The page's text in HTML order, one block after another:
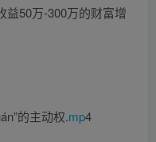
益50万-300万的财富增
的主动权.mp4